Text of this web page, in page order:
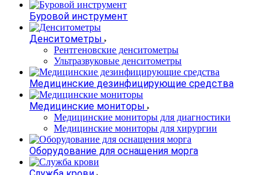
Буровой инструмент
Денситометры
Рентгеновские денситометры
Ультразвуковые денситометры
Медицинские дезинфицирующие средства
Медицинские мониторы
Медицинские мониторы для диагностики
Медицинские мониторы для хирургии
Оборудование для оснащения морга